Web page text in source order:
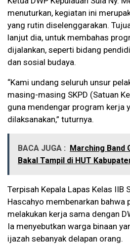
menuturkan, kegiatan ini
yang rutin diselenggarakan.
lanjut dia, untuk membahas
dijalankan, seperti bidang
dan sosial budaya.
“Kami undang seluruh unsur
masing-masing SKPD (Satuan
guna mendengar program kerja
dilaksanakan,” tuturnya.
BACA JUGA : Marching Band
Bakal Tampil di HUT
Terpisah Kepala Lapas Kelas IIB
Hascahyo membenarkan bahwa
melakukan kerja sama dengan
Ia menyebutkan warga binaan
ijazah sebanyak delapan orang.